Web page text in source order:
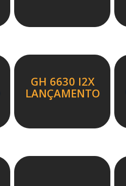
GH 6630 I2X
LANÇAMENTO